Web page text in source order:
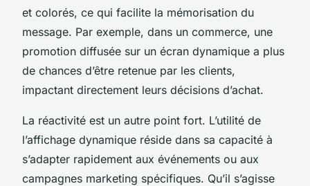
et colorés, ce qui facilite la mémorisation du
message. Par exemple, dans un commerce, une
promotion diffusée sur un écran dynamique a plus
de chances d’être retenue par les clients,
impactant directement leurs décisions d’achat.
La réactivité est un autre point fort. L’utilité de
l’affichage dynamique réside dans sa capacité à
s’adapter rapidement aux événements ou aux
campagnes marketing spécifiques. Qu’il s’agisse